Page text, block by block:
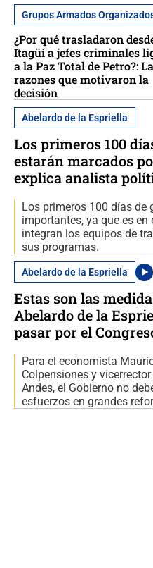
Grupos Armados
¿Por qué trasladaron
Itagüí a jefes criminales
a la Paz Total de Petro?:
razones que motivaron la
decisión
Abelardo de la Espriella
Los primeros 100
estarán marcados
explica analista
Los primeros 100 días de
importantes, ya que es en
integran los equipos de
sus programas.
Abelardo de la Espriella
Estas son las
Abelardo de la
pasar por el
Para el economista
Colpensiones y
Andes, el Gobierno no
esfuerzos en grandes